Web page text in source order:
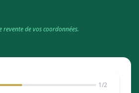
de vos coordonnées.
1/2